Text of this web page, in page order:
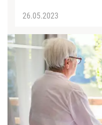
26.05.2023